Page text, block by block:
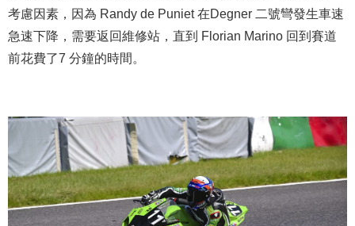
考慮因素，因為 Randy de Puniet 在Degner 二號彎發生車速
急速下降，需要返回維修站，直到 Florian Marino 回到賽道
前花費了7 分鐘的時間。